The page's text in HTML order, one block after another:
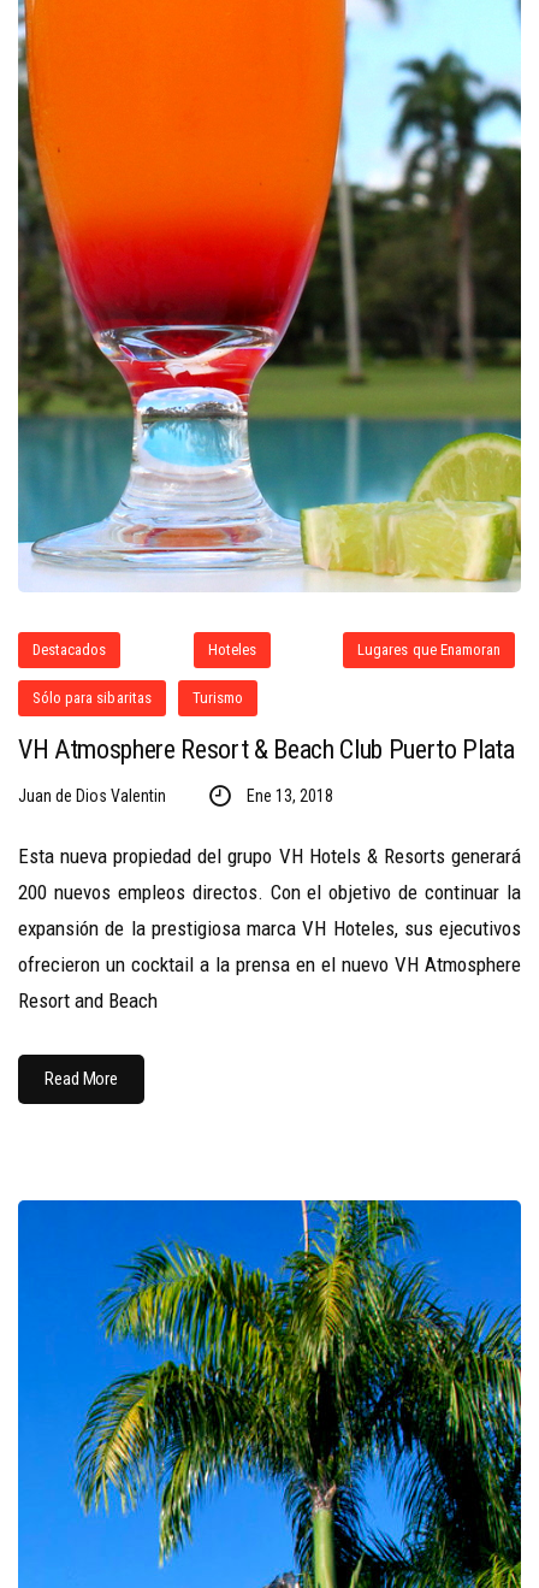
Destacados Hoteles Lugares que Enamoran
Sólo para sibaritas Turismo
VH Atmosphere Resort & Beach Club Puerto Plata
Juan de Dios Valentin Ene 13, 2018
Esta nueva propiedad del grupo VH Hotels & Resorts generará
200 nuevos empleos directos. Con el objetivo de continuar la
expansión de la prestigiosa marca VH Hoteles, sus ejecutivos
ofrecieron un cocktail a la prensa en el nuevo VH Atmosphere
Resort and Beach
Read More